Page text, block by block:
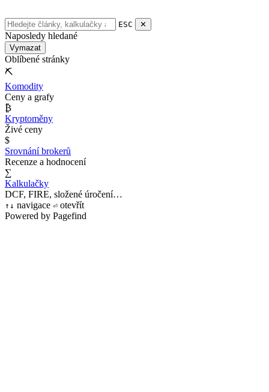
ESC ✕
Naposledy hledané
Vymazat
Oblíbené stránky
⛏
Komodity
Ceny a grafy
₿
Kryptoměny
Živé ceny
$
Srovnání brokerů
Recenze a hodnocení
∑
Kalkulačky
DCF, FIRE, složené úročení…
↑ ↓ navigace ⏎ otevřít
Powered by Pagefind